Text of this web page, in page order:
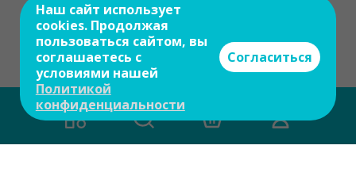
Наш сайт использует
cookies. Продолжая
пользоваться сайтом, вы
соглашаетесь с
условиями нашей
Политикой
конфиденциальности
Согласиться